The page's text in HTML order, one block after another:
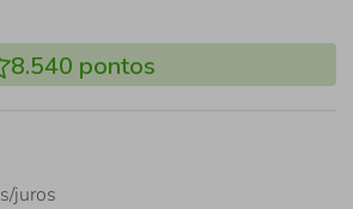
8.540 pontos
s/juros